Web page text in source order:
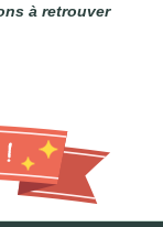
à retrouver